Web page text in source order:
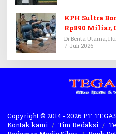
KPH Sultra
Rp890 Miliar,
Di Berita Utama,
7 Juli 2026
Copyright © 2014 - 2026 PT.
Kontak kami
Tim Redaksi